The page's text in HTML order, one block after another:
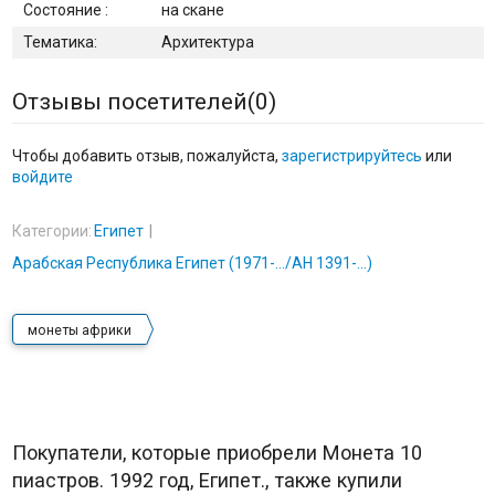
Состояние :
на скане
Тематика:
Архитектура
Отзывы посетителей(0)
Чтобы добавить отзыв, пожалуйста, зарегистрируйтесь или
войдите
Категории: Египет
Арабская Республика Египет (1971-.../AH 1391-...)
монеты африки
Покупатели, которые приобрели Монета 10
пиастров. 1992 год, Египет., также купили